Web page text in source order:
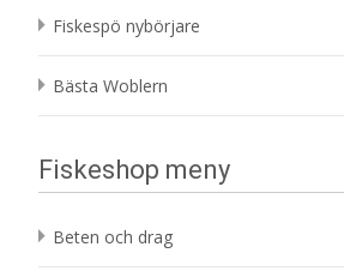
Fiskespö nybörjare
Bästa Woblern
Fiskeshop meny
Beten och drag